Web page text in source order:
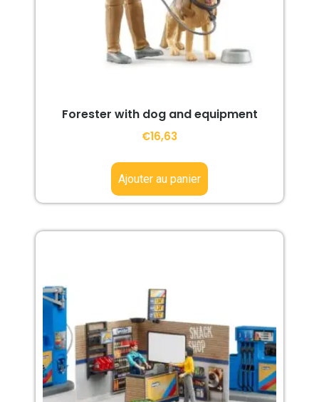
Forester with dog and equipment
€16,63
Ajouter au panier